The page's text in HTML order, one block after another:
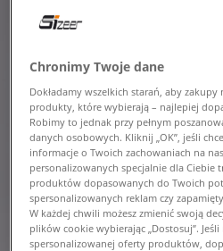
Chronimy Twoje dane
Dokładamy wszelkich starań, aby
produkty, które wybierają – najlepiej
Robimy to jednak przy pełnym
danych osobowych. Kliknij „OK”, jeśli
informacje o Twoich zachowaniach na
personalizowanych specjalnie dla Ciebie
produktów dopasowanych do Twoich
spersonalizowanych reklam czy
W każdej chwili możesz zmienić swoją
plików cookie wybierając „Dostosuj”.
spersonalizowanej oferty produktów,